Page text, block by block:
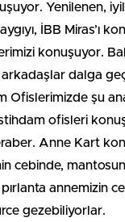
Yenilenen,
İBB Miras’ı
konuşuyor.
dalga
Ofislerimizde şu
ofisleri
Anne Kart
cebinde,
annemizin
gezebiliyorlar.